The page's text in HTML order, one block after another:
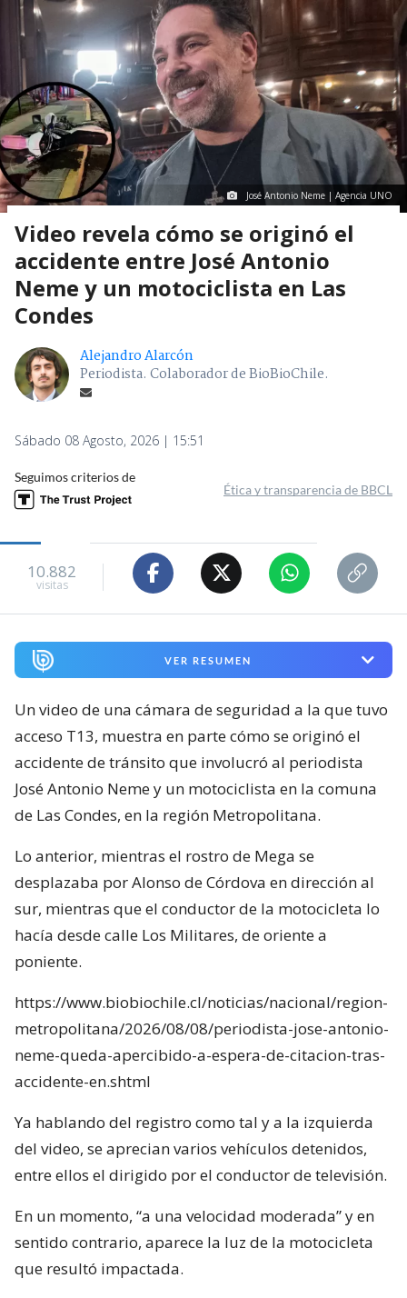
José Antonio Neme | Agencia UNO
Video revela cómo se originó el
accidente entre José Antonio
Neme y un motociclista en Las
Condes
Alejandro Alarcón
Periodista. Colaborador de BioBioChile.
Sábado 08 Agosto, 2026 | 15:51
Seguimos criterios de
Ética y transparencia de BBCL
10.882
visitas
VER RESUMEN
Un video de una cámara de seguridad a la que tuvo
acceso T13, muestra en parte cómo se originó el
accidente de tránsito que involucró al periodista
José Antonio Neme y un motociclista en la comuna
de Las Condes, en la región Metropolitana.
Lo anterior, mientras el rostro de Mega se
desplazaba por Alonso de Córdova en dirección al
sur, mientras que el conductor de la motocicleta lo
hacía desde calle Los Militares, de oriente a
poniente.
https://www.biobiochile.cl/noticias/nacional/region-
metropolitana/2026/08/08/periodista-jose-antonio-
neme-queda-apercibido-a-espera-de-citacion-tras-
accidente-en.shtml
Ya hablando del registro como tal y a la izquierda
del video, se aprecian varios vehículos detenidos,
entre ellos el dirigido por el conductor de televisión.
En un momento, “a una velocidad moderada” y en
sentido contrario, aparece la luz de la motocicleta
que resultó impactada.